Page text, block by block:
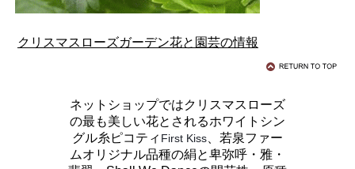
クリスマスローズガーデン花と園芸の情報
ネットショップではクリスマスローズ
の最も美しい花とされるホワイトシン
グル糸ピコティ First Kiss 、若泉ファー
ムオリジナル品種の絹と卑弥呼・雅・